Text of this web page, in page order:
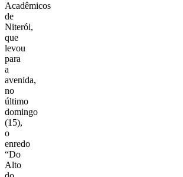
Acadêmicos
de
Niterói,
que
levou
para
a
avenida,
no
último
domingo
(15),
o
enredo
“Do
Alto